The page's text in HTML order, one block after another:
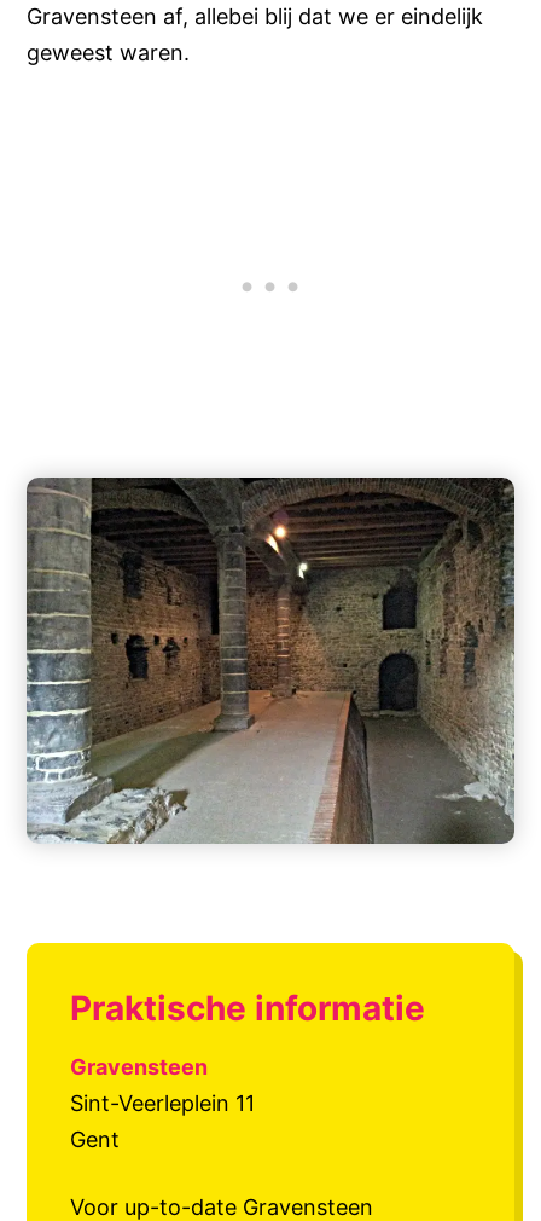
Gravensteen af, allebei blij dat we er eindelijk
geweest waren.
Praktische informatie
Gravensteen
Sint-Veerleplein 11
Gent
Voor up-to-date Gravensteen